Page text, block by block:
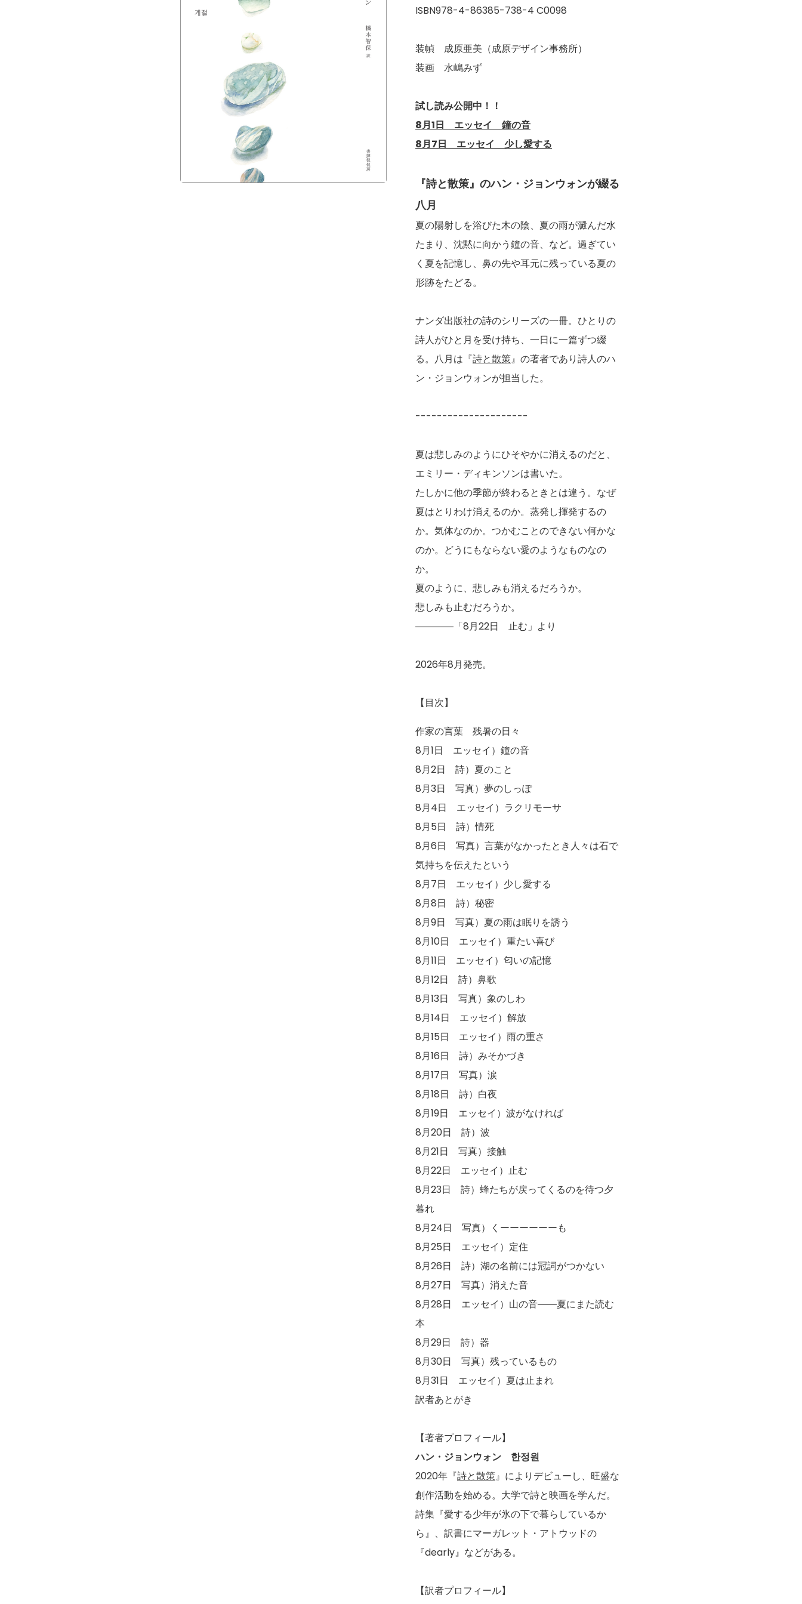
ISBN978-4-86385-738-4 C0098
装幀 成原亜美（成原デザイン事務所）
装画 水嶋みず
試し読み公開中！！
8月1日 エッセイ 鐘の音
8月7日 エッセイ 少し愛する
『詩と散策』のハン・ジョンウォンが綴る
八月
夏の陽射しを浴びた木の陰、夏の雨が澱んだ水
たまり、沈黙に向かう鐘の音、など。過ぎてい
く夏を記憶し、鼻の先や耳元に残っている夏の
形跡をたどる。
ナンダ出版社の詩のシリーズの一冊。ひとりの
詩人がひと月を受け持ち、一日に一篇ずつ綴
る。八月は『詩と散策』の著者であり詩人のハ
ン・ジョンウォンが担当した。
---------------------
夏は悲しみのようにひそやかに消えるのだと、
エミリー・ディキンソンは書いた。
たしかに他の季節が終わるときとは違う。なぜ
夏はとりわけ消えるのか。蒸発し揮発するの
か。気体なのか。つかむことのできない何かな
のか。どうにもならない愛のようなものなの
か。
夏のように、悲しみも消えるだろうか。
悲しみも止むだろうか。
――――「8月22日 止む」より
2026年8月発売。
【目次】
作家の言葉 残暑の日々
8月1日 エッセイ）鐘の音
8月2日 詩）夏のこと
8月3日 写真）夢のしっぽ
8月4日 エッセイ）ラクリモーサ
8月5日 詩）情死
8月6日 写真）言葉がなかったとき人々は石で
気持ちを伝えたという
8月7日 エッセイ）少し愛する
8月8日 詩）秘密
8月9日 写真）夏の雨は眠りを誘う
8月10日 エッセイ）重たい喜び
8月11日 エッセイ）匂いの記憶
8月12日 詩）鼻歌
8月13日 写真）象のしわ
8月14日 エッセイ）解放
8月15日 エッセイ）雨の重さ
8月16日 詩）みそかづき
8月17日 写真）涙
8月18日 詩）白夜
8月19日 エッセイ）波がなければ
8月20日 詩）波
8月21日 写真）接触
8月22日 エッセイ）止む
8月23日 詩）蜂たちが戻ってくるのを待つ夕
暮れ
8月24日 写真）くーーーーーーも
8月25日 エッセイ）定住
8月26日 詩）湖の名前には冠詞がつかない
8月27日 写真）消えた音
8月28日 エッセイ）山の音――夏にまた読む
本
8月29日 詩）器
8月30日 写真）残っているもの
8月31日 エッセイ）夏は止まれ
訳者あとがき
【著者プロフィール】
ハン・ジョンウォン 한정원
2020年『詩と散策』によりデビューし、旺盛な
創作活動を始める。大学で詩と映画を学んだ。
詩集『愛する少年が氷の下で暮らしているか
ら』、訳書にマーガレット・アトウッドの
『dearly』などがある。
【訳者プロフィール】